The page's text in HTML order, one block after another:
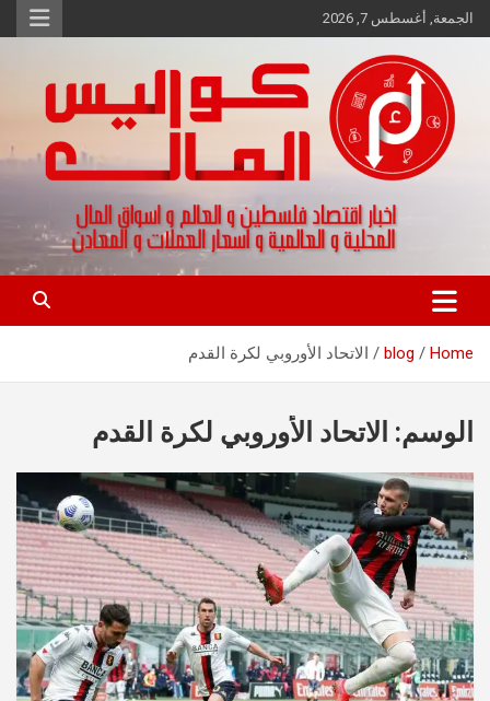
Skip
to
الجمعة, أغسطس 7, 2026
كواليس المال
اخبار اقتصاد فلسطين و العالم و تقارير اسواق المال و العملات
Home
blog الاتحاد الأوروبي لكرة القدم
الوسم: الاتحاد الأوروبي لكرة القدم